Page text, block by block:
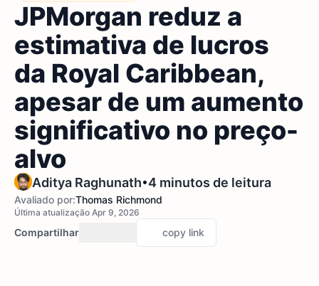
JPMorgan reduz a
estimativa de lucros
da Royal Caribbean,
apesar de um aumento
significativo no preço-
alvo
Aditya Raghunath•4 minutos de leitura
Avaliado por:Thomas Richmond
Última atualização Apr 9, 2026
Compartilhar copy link